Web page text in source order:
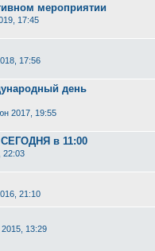
мероприятии
17:45
17:56
день
2017, 19:55
СЕГОДНЯ в 11:00
22:03
21:10
2015, 13:29